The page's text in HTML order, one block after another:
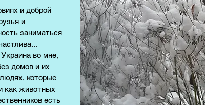
и доброй
и
заниматься
во мне,
домов и их
которые
как животных
есть